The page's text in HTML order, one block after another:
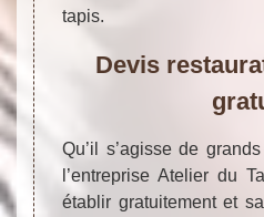
tapis.
Devis
Qu’il s’agisse de
l’entreprise Atelier du
établir gratuitement et